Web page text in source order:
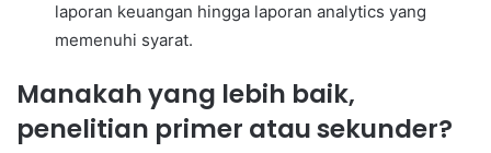
laporan keuangan hingga laporan analytics yang
memenuhi syarat.
Manakah yang lebih baik,
penelitian primer atau sekunder?